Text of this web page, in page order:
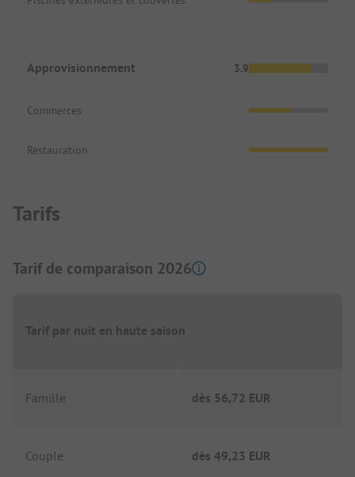
Approvisionnement 3.9
Commerces
Restauration
Tarifs
Tarif de comparaison 2026
Tarif par nuit en haute saison
Famille dès 56,72 EUR
Couple dès 49,23 EUR